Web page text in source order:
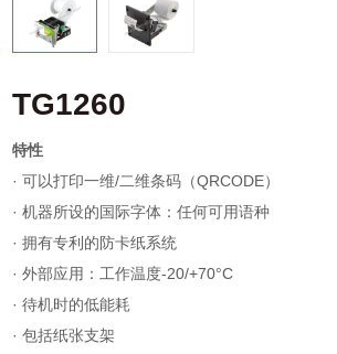
TG1260
特性
· 可以打印一维/二维条码（QRCODE）
· 机器所设的国际字体：任何可用语种
· 拥有专利的防卡纸系统
· 外部应用：工作温度-20/+70°C
· 待机时的低能耗
· 包括纸张支架